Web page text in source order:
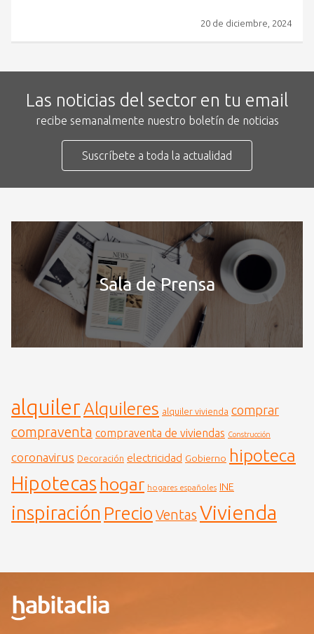
20 de diciembre, 2024
Las noticias del sector en tu email
recibe semanalmente nuestro boletín de noticias
Suscríbete a toda la actualidad
Sala de Prensa
alquilerAlquileres alquiler vivienda comprar
compraventa compraventa de viviendas Construcción
coronavirus Decoración electricidad Gobierno hipoteca
Hipotecas hogar hogares españoles INE
inspiración Precio Ventas Vivienda